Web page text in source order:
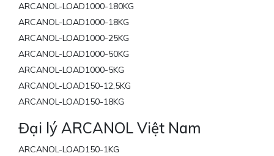
ARCANOL-LOAD1000-180KG
ARCANOL-LOAD1000-18KG
ARCANOL-LOAD1000-25KG
ARCANOL-LOAD1000-50KG
ARCANOL-LOAD1000-5KG
ARCANOL-LOAD150-12,5KG
ARCANOL-LOAD150-18KG
Đại lý ARCANOL Việt Nam
ARCANOL-LOAD150-1KG